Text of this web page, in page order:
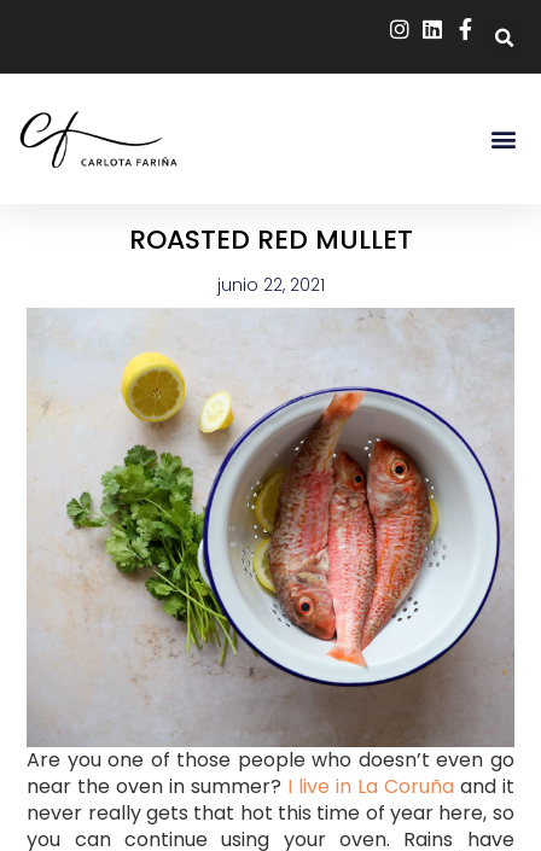
ROASTED RED MULLET
junio 22, 2021
Are you one of those people who doesn’t even go
near the oven in summer? I live in La Coruñaand it
never really gets that hot this time of year here, so
you can continue using your oven. Rains have